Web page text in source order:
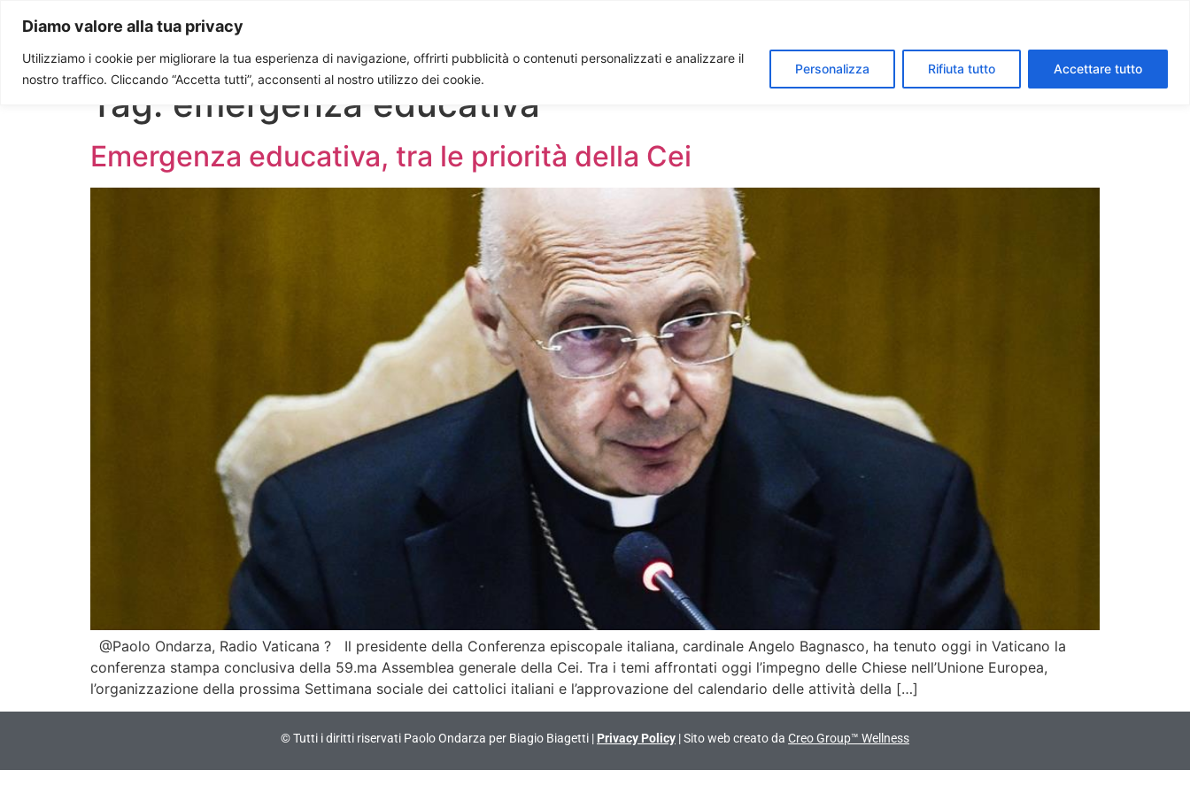
Diamo valore alla tua privacy
Utilizziamo i cookie per migliorare la tua esperienza di navigazione, offrirti pubblicità o contenuti personalizzati e analizzare il
nostro traffico. Cliccando “Accetta tutti”, acconsenti al nostro utilizzo dei cookie.
Personalizza Rifiuta tutto Accettare tutto
Paolo Ondarza
Tag: emergenza educativa
Emergenza educativa, tra le priorità della Cei
@Paolo Ondarza, Radio Vaticana ? Il presidente della Conferenza episcopale italiana, cardinale Angelo Bagnasco, ha tenuto oggi in Vaticano la
conferenza stampa conclusiva della 59.ma Assemblea generale della Cei. Tra i temi affrontati oggi l’impegno delle Chiese nell’Unione Europea,
l’organizzazione della prossima Settimana sociale dei cattolici italiani e l’approvazione del calendario delle attività della […]
© Tutti i diritti riservati Paolo Ondarza per Biagio Biagetti | Privacy Policy | Sito web creato da Creo Group™ Wellness